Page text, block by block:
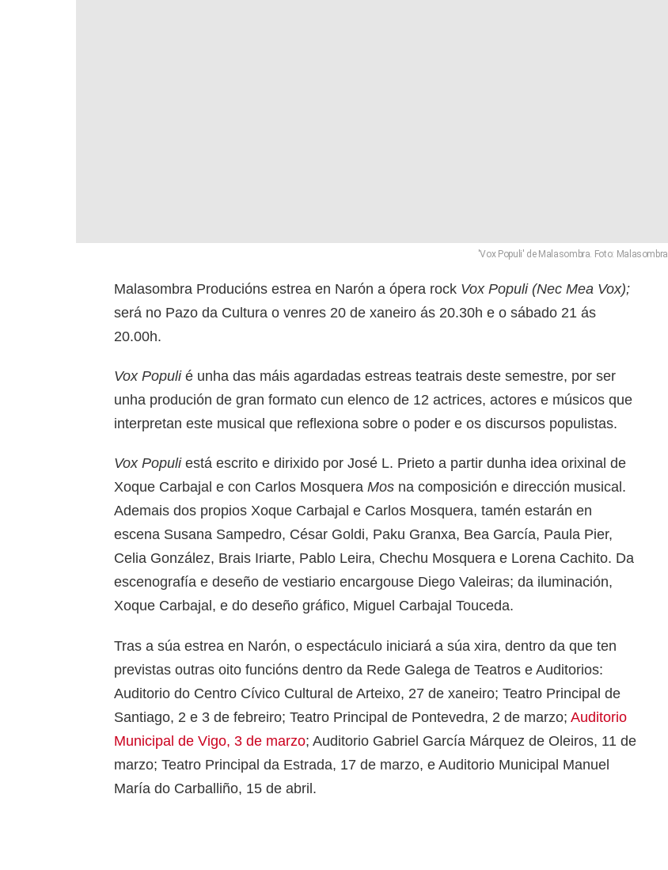
'Vox Populi' de Malasombra. Foto: Malasombra
Malasombra Producións estrea en Narón a ópera rock Vox Populi (Nec Mea Vox);
será no Pazo da Cultura o venres 20 de xaneiro ás 20.30h e o sábado 21 ás
20.00h.
Vox Populié unha das máis agardadas estreas teatrais deste semestre, por ser
unha produción de gran formato cun elenco de 12 actrices, actores e músicos que
interpretan este musical que reflexiona sobre o poder e os discursos populistas.
Vox Populi está escrito e dirixido por José L. Prieto a partir dunha idea orixinal de
Xoque Carbajal e con Carlos Mosquera Mos na composición e dirección musical.
Ademais dos propios Xoque Carbajal e Carlos Mosquera, tamén estarán en
escena Susana Sampedro, César Goldi, Paku Granxa, Bea García, Paula Pier,
Celia González, Brais Iriarte, Pablo Leira, Chechu Mosquera e Lorena Cachito. Da
escenografía e deseño de vestiario encargouse Diego Valeiras; da iluminación,
Xoque Carbajal, e do deseño gráfico, Miguel Carbajal Touceda.
Tras a súa estrea en Narón, o espectáculo iniciará a súa xira, dentro da que ten
previstas outras oito funcións dentro da Rede Galega de Teatros e Auditorios:
Auditorio do Centro Cívico Cultural de Arteixo, 27 de xaneiro; Teatro Principal de
Santiago, 2 e 3 de febreiro; Teatro Principal de Pontevedra, 2 de marzo; Auditorio
Municipal de Vigo, 3 de marzo; Auditorio Gabriel García Márquez de Oleiros, 11 de
marzo; Teatro Principal da Estrada, 17 de marzo, e Auditorio Municipal Manuel
María do Carballiño, 15 de abril.